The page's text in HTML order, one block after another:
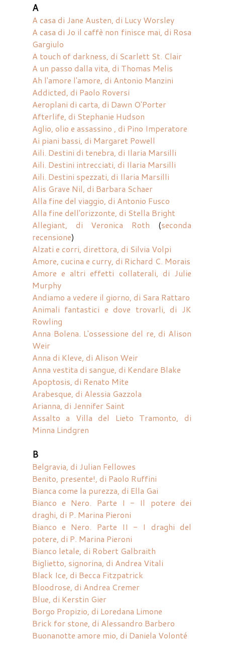
A
A casa di Jane Austen, di Lucy Worsley
A casa di Jo il caffè non finisce mai, di Rosa
Gargiulo
A touch of darkness, di Scarlett St. Clair
A un passo dalla vita, di Thomas Melis
Ah l'amore l'amore, di Antonio Manzini
Addicted, di Paolo Roversi
Aeroplani di carta, di Dawn O'Porter
Afterlife, di Stephanie Hudson
Aglio, olio e assassino , di Pino Imperatore
Ai piani bassi, di Margaret Powell
Aili. Destini di tenebra, di Ilaria Marsilli
Aili. Destini intrecciati, di Ilaria Marsilli
Aili. Destini spezzati, di Ilaria Marsilli
Alis Grave Nil, di Barbara Schaer
Alla fine del viaggio, di Antonio Fusco
Alla fine dell'orizzonte, di Stella Bright
Allegiant, di Veronica Roth (seconda
recensione)
Alzati e corri, direttora, di Silvia Volpi
Amore, cucina e curry, di Richard C. Morais
Amore e altri effetti collaterali, di Julie
Murphy
Andiamo a vedere il giorno, di Sara Rattaro
Animali fantastici e dove trovarli, di JK
Rowling
Anna Bolena. L'ossessione del re, di Alison
Weir
Anna di Kleve, di Alison Weir
Anna vestita di sangue, di Kendare Blake
Apoptosis, di Renato Mite
Arabesque, di Alessia Gazzola
Arianna, di Jennifer Saint
Assalto a Villa del Lieto Tramonto, di
Minna Lindgren
B
Belgravia, di Julian Fellowes
Benito, presente!, di Paolo Ruffini
Bianca come la purezza, di Ella Gai
Bianco e Nero. Parte I - Il potere dei
draghi, di P. Marina Pieroni
Bianco e Nero. Parte II - I draghi del
potere, di P. Marina Pieroni
Bianco letale, di Robert Galbraith
Biglietto, signorina, di Andrea Vitali
Black Ice, di Becca Fitzpatrick
Bloodrose, di Andrea Cremer
Blue, di Kerstin Gier
Borgo Propizio, di Loredana Limone
Brick for stone, di Alessandro Barbero
Buonanotte amore mio, di Daniela Volonté